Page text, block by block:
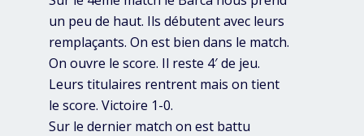
un peu de haut. Ils débutent avec leurs
remplaçants. On est bien dans le match.
On ouvre le score. Il reste 4′ de jeu.
Leurs titulaires rentrent mais on tient
le score. Victoire 1-0.
Sur le dernier match on est battu